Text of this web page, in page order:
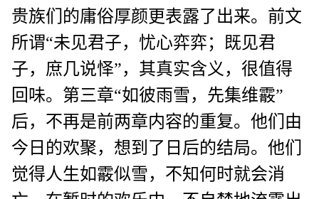
贵族们的庸俗厚颜更表露了出来。前文
所谓“未见君子，忧心弈弈；既见君
子，庶几说怿”，其真实含义，很值得
回味。第三章“如彼雨雪，先集维霰”
后，不再是前两章内容的重复。他们由
今日的欢聚，想到了日后的结局。他们
觉得人生如霰似雪，不知何时就会消